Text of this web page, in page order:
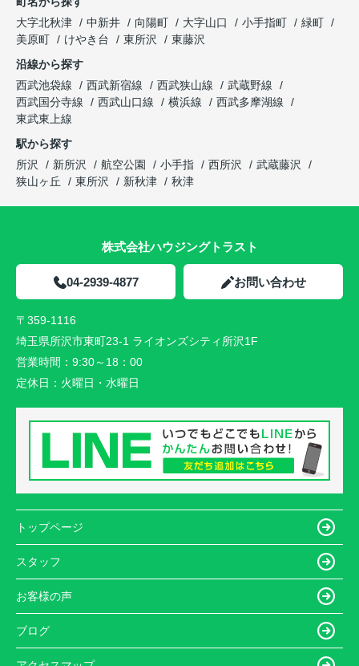
大字北秋津
中新井 向陽町 大字山口 小手指町
緑町
美原町
けやき台 東所沢
東藤沢
沿線から探す
西武池袋線
西武新宿線 西武狭山線
武蔵野線
西武国分寺線
西武山口線 横浜線
西武多摩湖線
東武東上線
駅から探す
所沢
新所沢 航空公園 小手指 西所沢
武蔵藤沢
狭山ヶ丘
東所沢 新秋津 秋津
株式会社ハウジングトラスト
04-2939-4877 お問い合わせ
〒359-1116
埼玉県所沢市東町23-1 ライオンズシティ所沢1F
営業時間： 9:30～18：00
定休日： 火曜日・水曜日
トップページ
スタッフ
お客様の声
ブログ